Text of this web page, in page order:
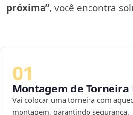
próxima”, você encontra
01
Montagem de Torneira
Vai colocar uma torneira com
montagem, garantindo segurança.